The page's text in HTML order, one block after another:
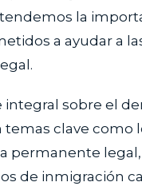
la
a ayudar a
integral sobre el
temas clave como
permanente
de inmigración